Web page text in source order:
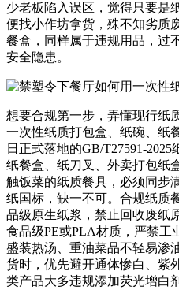
少老板陷入误区，觉得只要是
便找小作坊拿货，殊不知劣质
餐盒，同样属于违规用品，过
安全隐患。
想要合规第一步，弄懂现行纸
一次性纸质打包盒、纸碗、纸
日正式落地的GB/T27591-2025
纸餐盒、纸刀叉、外卖打包纸
触饭菜的纸质餐具，必须同步
纸国标，缺一不可。合规纸质
品级原生纸浆，禁止回收废纸
食品级PE或PLA材质，严禁工
盛装热汤、重油菜品不轻易渗
货时，优先避开通体惨白、紫
类产品大多违规添加荧光增白